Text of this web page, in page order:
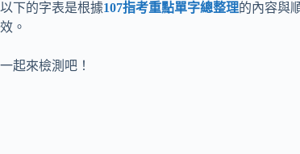
以下的字表是根據107指考重點單字總整理的內容與
效。
一起來檢測吧！